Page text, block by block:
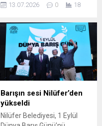
dalgasının etkisiyle hızla
400’den fazla itfaiyecinin
müdahalesiyle kontrol altına
alınmaya çalışıldı. Alevler,
otoyol kenarında başlayıp
güçlü rüzgarlarla yayılarak
yüzlerce hektarlık alanı
etkiledi. Yangına müdahale
kapsamında Pazartesi günü
iki Canadair tipi söndürme
uçağı sevk edilirken, ekipler
13.07.2026 0 18
Barışın sesi Nilüfer’den
yükseldi
Nilüfer Belediyesi, 1 Eylül